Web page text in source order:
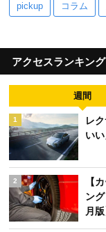
pickup コラム
アクセスランキング
週間
1
レ
い
2
【
ン
月版